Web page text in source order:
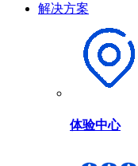
解决方案
体验中心